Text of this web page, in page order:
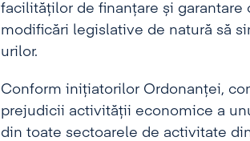
facilităților de finanțare și
modificări legislative de natură să
urilor.
Conform inițiatorilor Ordonanței,
prejudicii activității economice a
din toate sectoarele de activitate